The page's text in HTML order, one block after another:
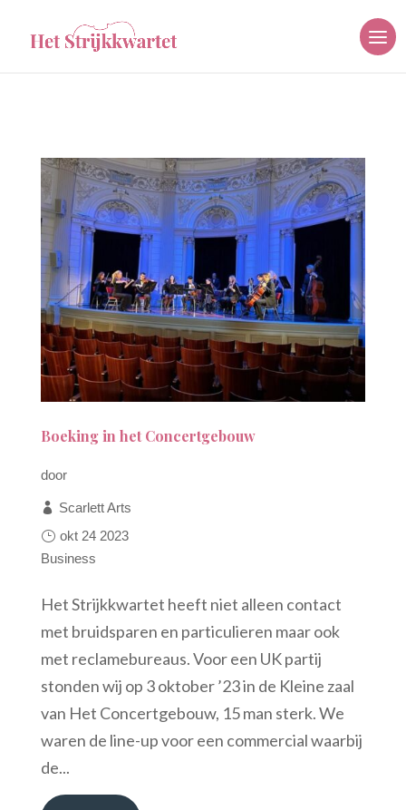
Boeking in het Concertgebouw
door
Scarlett Arts
okt 24 2023
Business
Het Strijkkwartet heeft niet alleen contact
met bruidsparen en particulieren maar ook
met reclamebureaus. Voor een UK partij
stonden wij op 3 oktober ’23 in de Kleine zaal
van Het Concertgebouw, 15 man sterk. We
waren de line-up voor een commercial waarbij
de...